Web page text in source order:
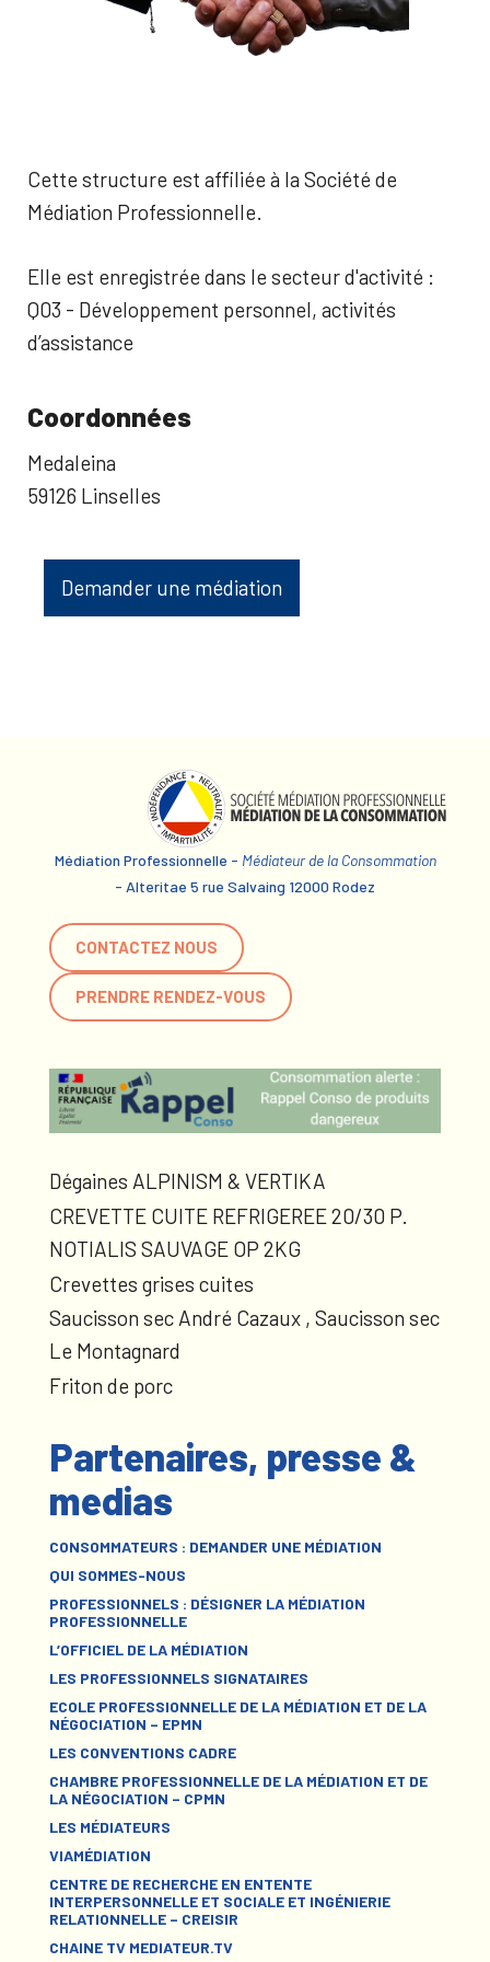
Cette structure est affiliée à la Société de
Médiation Professionnelle.
Elle est enregistrée dans le secteur d'activité :
Q03 - Développement personnel, activités
d’assistance
Coordonnées
Medaleina
59126 Linselles
Demander une médiation
Médiation Professionnelle - Médiateur de la Consommation
- Alteritae 5 rue Salvaing 12000 Rodez
CONTACTEZ NOUS
PRENDRE RENDEZ-VOUS
Dégaines ALPINISM & VERTIKA
CREVETTE CUITE REFRIGEREE 20/30 P.
NOTIALIS SAUVAGE OP 2KG
Crevettes grises cuites
Saucisson sec André Cazaux , Saucisson sec
Le Montagnard
Friton de porc
Partenaires, presse &
medias
CONSOMMATEURS : DEMANDER UNE MÉDIATION
QUI SOMMES-NOUS
PROFESSIONNELS : DÉSIGNER LA MÉDIATION
PROFESSIONNELLE
L’OFFICIEL DE LA MÉDIATION
LES PROFESSIONNELS SIGNATAIRES
ECOLE PROFESSIONNELLE DE LA MÉDIATION ET DE LA
NÉGOCIATION – EPMN
LES CONVENTIONS CADRE
CHAMBRE PROFESSIONNELLE DE LA MÉDIATION ET DE
LA NÉGOCIATION – CPMN
LES MÉDIATEURS
VIAMÉDIATION
CENTRE DE RECHERCHE EN ENTENTE
INTERPERSONNELLE ET SOCIALE ET INGÉNIERIE
RELATIONNELLE – CREISIR
CHAINE TV MEDIATEUR.TV